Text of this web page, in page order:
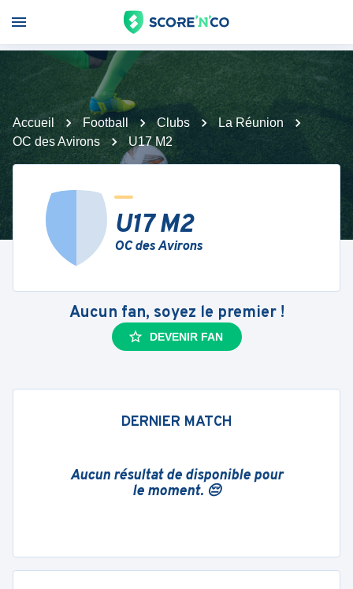
Accueil Football Clubs
La Réunion
OC des Avirons
U17 M2
U17 M2
OC des Avirons
Aucun fan, soyez le premier !
DEVENIR FAN
DERNIER MATCH
Aucun résultat de disponible pour
le moment. 😔